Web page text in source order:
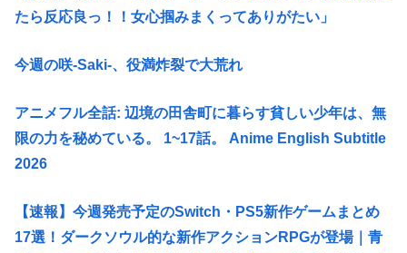
たら反応良っ！！女心掴みまくってありがたい」
今週の咲-Saki-、役満炸裂で大荒れ
アニメフル全話: 辺境の田舎町に暮らす貧しい少年は、無
限の力を秘めている。 1~17話。 Anime English Subtitle
2026
【速報】今週発売予定のSwitch・PS5新作ゲームまとめ
17選！ダークソウル的な新作アクションRPGが登場｜青